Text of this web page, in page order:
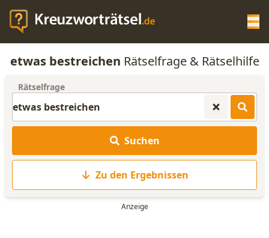
KREUZWORTRÄTSEL-HILFE
ANAGRAMM-GENERATOR
etwas bestreichen Rätselfrage & Rätselhilfe
Rätselfrage
Suchen
Zu den Ergebnissen